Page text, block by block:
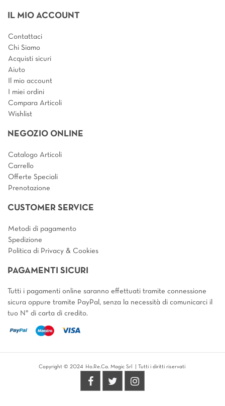
IL MIO ACCOUNT
Contattaci
Chi Siamo
Acquisti sicuri
Aiuto
Il mio account
I miei ordini
Compara Articoli
Wishlist
NEGOZIO ONLINE
Catalogo Articoli
Carrello
Offerte Speciali
Prenotazione
CUSTOMER SERVICE
Metodi di pagamento
Spedizione
Politica di Privacy & Cookies
PAGAMENTI SICURI
Tutti i pagamenti online saranno effettuati tramite connessione
sicura oppure tramite PayPal, senza la necessità di comunicarci il
tuo N° di carta di credito.
Copyright © 2024 Ho.Re.Ca. Magic Srl | Tutti i diritti riservati